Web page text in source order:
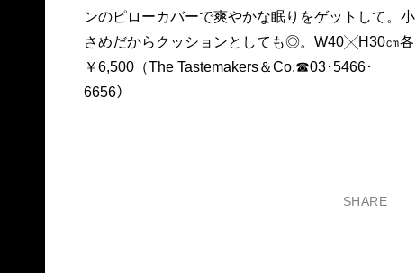
ンのピローカバーで爽やかな眠りをゲットして。小
さめだからクッションとしても◎。W40╳H30㎝各
￥6,500（The Tastemakers＆Co.☎03･5466･
6656）
SHARE